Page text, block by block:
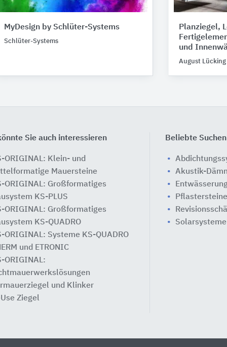
MyDesign by Schlüter-Systems
Schlüter-Systems
Planziegel,
und
August Lücking
Sie auch interessieren
ORIGINAL: Klein- und
Mauersteine
ORIGINAL: Großformatiges
KS-PLUS
ORIGINAL: Großformatiges
KS-QUADRO
ORIGINAL: Systeme KS-QUADRO
und ETRONIC
ORIGINAL:
und Klinker
Ziegel
Beliebte Suchen
Akustik-
Solarsysteme